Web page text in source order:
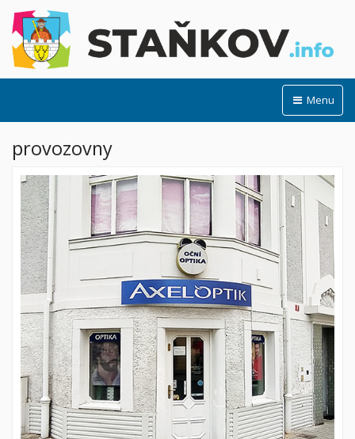
Menu
provozovny